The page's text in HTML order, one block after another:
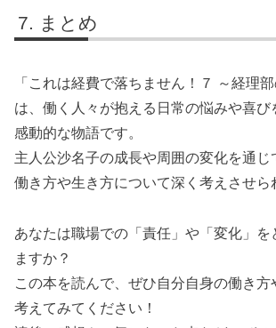
まとめ
「これは経費で落ちません！７ ～経理部
は、働く人々が抱える日常の悩みや喜び
感動的な物語です。
主人公沙名子の成長や周囲の変化を通じ
働き方や生き方について深く考えさせら
あなたは職場での「責任」や「変化」を
ますか？
この本を読んで、ぜひ自分自身の働き方
考えてみてください！